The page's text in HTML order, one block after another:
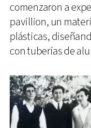
comenzaron a
pavillion, un
plásticas,
con tuberías de